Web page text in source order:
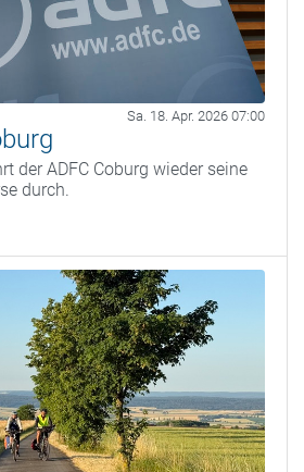
Sa. 18. Apr. 2026 07:00
der ADFC Coburg wieder seine
durch.